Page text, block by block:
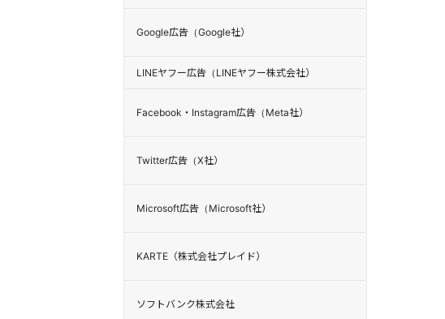
Google広告（Google社）
LINEヤフー広告（LINEヤフー株式会社）
Facebook・Instagram広告（Meta社）
Twitter広告（X社）
Microsoft広告（Microsoft社）
KARTE（株式会社プレイド）
ソフトバンク株式会社